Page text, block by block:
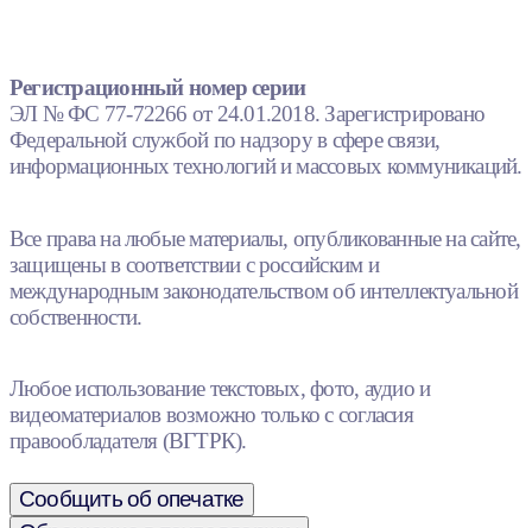
Регистрационный номер серии
ЭЛ № ФС 77-72266 от 24.01.2018. Зарегистрировано
Федеральной службой по надзору в сфере связи,
информационных технологий и массовых коммуникаций.
Все права на любые материалы, опубликованные на сайте,
защищены в соответствии с российским и
международным законодательством об интеллектуальной
собственности.
Любое использование текстовых, фото, аудио и
видеоматериалов возможно только с согласия
правообладателя (ВГТРК).
Сообщить об опечатке